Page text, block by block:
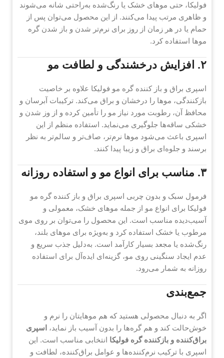
فولیکا، حتی موهای خشک یا رنگ‌شده به‌راحتی شانه می‌شوند
و ظاهری مرتب پیدا می‌کنند. از این محصول می‌توان پس از
حمام یا در هر زمان از روز برای نرم‌تر شدن و باز شدن گره
موها استفاده کرد.
۲. افزایش درخشندگی و لطافت مو
اسپری براق‌ و باز کننده گره مو فولیکا علاوه بر خاصیت
بازکنندگی، موها را درخشان و براق می‌کند. ترکیبات آبرسان و
محافظ آن، رطوبت مورد نیاز مو را تأمین کرده و از وز شدن و
خشکی ساقه‌ها جلوگیری می‌نماید. استفاده منظم از این
اسپری باعث می‌شود موها نرم‌تر، صاف‌تر و سالم‌تر به نظر
برسند و جلوه‌ای براق و زیبا پیدا کنند.
۳. مناسب برای انواع مو و استفاده روزانه
فرمول سبک و بدون چربی اسپری براق‌ و باز کننده گره مو
فولیکا برای انواع مو از جمله موهای خشک، معمولی و
آسیب‌دیده مناسب است. این محصول را می‌توان بر روی موی
مرطوب یا خشک استفاده کرد و به‌ویژه برای موهای بلند،
رنگ‌شده یا مجعد بسیار کارآمد است. به‌دلیل جذب سریع و
عدم ایجاد سنگینی روی مو، گزینه‌ای ایده‌آل برای استفاده
روزانه به شمار می‌رود.
جمع‌بندی
اگر به دنبال محصولی هستید که هم موهایتان را نرم و
خوش‌حالت کند و هم گره‌ها را بدون آسیب باز نماید، اسپری
براق‌کننده و بازکننده گره فولیکا انتخابی مناسب است. این
اسپری با ترکیب نرم‌کننده‌ها و عوامل براق‌کننده، لطافت و